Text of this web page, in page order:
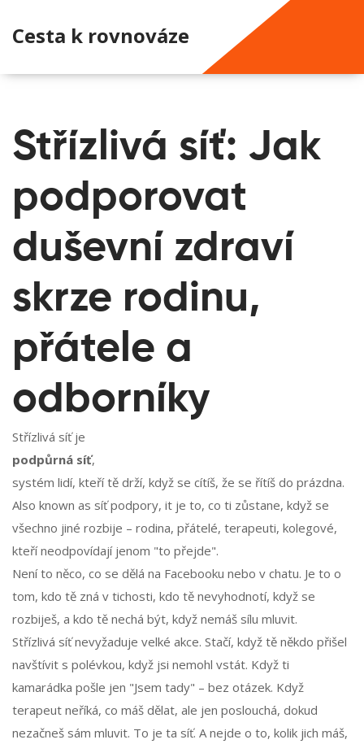
Cesta k rovnováze
Střízlivá síť: Jak
podporovat
duševní zdraví
skrze rodinu,
přátele a
odborníky
Střízlivá síť je
podpůrná síť,
systém lidí, kteří tě drží, když se cítíš, že se řítíš do prázdna.
Also known as síť podpory, it je to, co ti zůstane, když se
všechno jiné rozbije – rodina, přátelé, terapeuti, kolegové,
kteří neodpovídají jenom "to přejde".
Není to něco, co se dělá na Facebooku nebo v chatu. Je to o
tom, kdo tě zná v tichosti, kdo tě nevyhodnotí, když se
rozbiješ, a kdo tě nechá být, když nemáš sílu mluvit.
Střízlivá síť nevyžaduje velké akce. Stačí, když tě někdo přišel
navštívit s polévkou, když jsi nemohl vstát. Když ti
kamarádka pošle jen "Jsem tady" – bez otázek. Když
terapeut neříká, co máš dělat, ale jen poslouchá, dokud
nezačneš sám mluvit. To je ta síť. A nejde o to, kolik jich máš,